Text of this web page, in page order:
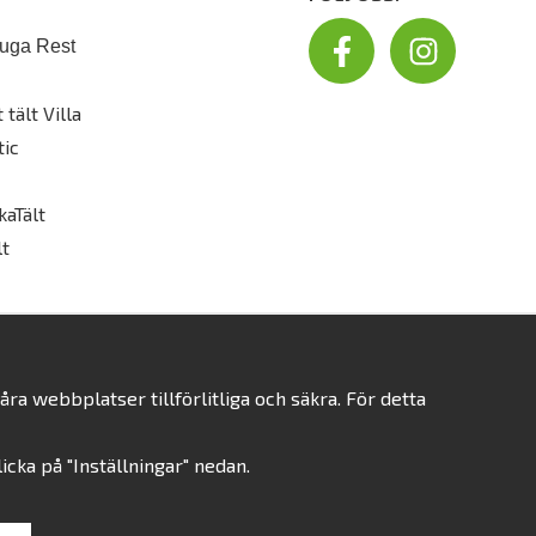
Rest
tält Villa
webbplatser tillförlitliga och säkra. För detta
på "Inställningar" nedan.